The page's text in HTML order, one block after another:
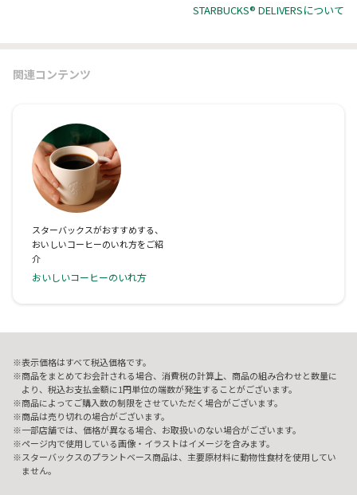
STARBUCKS® DELIVERSについて
関連コンテンツ
スターバックスがおすすめする、
おいしいコーヒーのいれ方をご紹
介
おいしいコーヒーのいれ方
表示価格はすべて税込価格です。
商品をまとめてお会計される場合、消費税の計算上、商品の組み合わせと数量に
より、税込お支払金額に1円単位の端数が発生することがございます。
商品によってご購入数の制限をさせていただく場合がございます。
商品は売り切れの場合がございます。
一部店舗では、価格が異なる場合、お取扱いのない場合がございます。
ページ内で使用している画像・イラストはイメージを含みます。
スターバックスのプラントベース商品は、主要原材料に動物性食材を使用してい
ません。